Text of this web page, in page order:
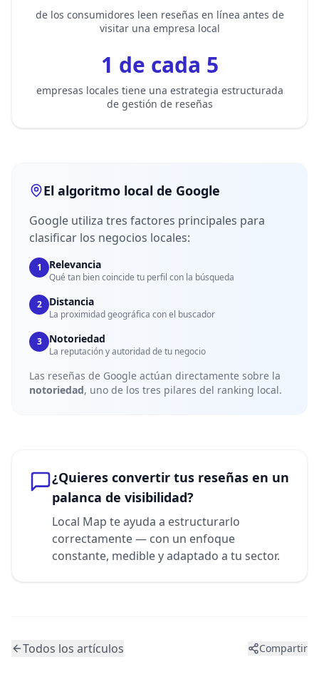
de los consumidores leen reseñas en línea antes de
visitar una empresa local
1 de cada 5
empresas locales tiene una estrategia estructurada
de gestión de reseñas
El algoritmo local de Google
Google utiliza tres factores principales para
clasificar los negocios locales:
1 Relevancia
Qué tan bien coincide tu perfil con la búsqueda
2 Distancia
La proximidad geográfica con el buscador
3 Notoriedad
La reputación y autoridad de tu negocio
Las reseñas de Google actúan directamente sobre la
notoriedad, uno de los tres pilares del ranking local.
¿Quieres convertir tus reseñas en un
palanca de visibilidad?
Local Map te ayuda a estructurarlo
correctamente — con un enfoque
constante, medible y adaptado a tu sector.
Todos los artículos Compartir